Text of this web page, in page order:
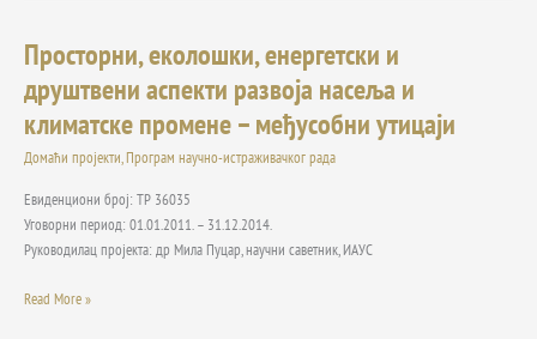
Просторни, еколошки, енергетски и
друштвени аспекти развоја насеља и
климатске промене – међусобни утицаји
Домаћи пројекти,Програм научно-истраживачког рада
Евиденциони број: TP 36035
Уговорни период: 01.01.2011. – 31.12.2014.
Руководилац пројекта: др Мила Пуцар, научни саветник, ИАУС
Просторни,
еколошки,
енергетски
и
друштвени
развоја
насеља
и
промене
Read More »